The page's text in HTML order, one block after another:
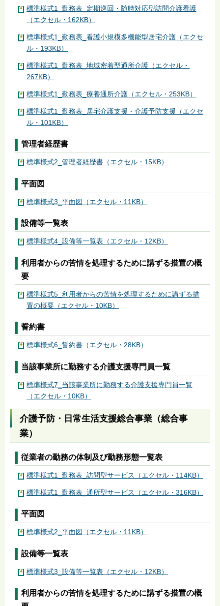
標準様式1_勤務表_定期巡回・随時対応型訪問介護看護
（エクセル・162KB）
標準様式1_勤務表_看護小規模多機能型居宅介護（エクセ
ル・193KB）
標準様式1_勤務表_地域密着型通所介護（エクセル・
267KB）
標準様式1_勤務表_療養通所介護（エクセル・253KB）
標準様式1_勤務表_居宅介護支援・介護予防支援（エクセ
ル・101KB）
管理者経歴書
標準様式2_管理者経歴書（エクセル・15KB）
平面図
標準様式3_平面図（エクセル・11KB）
設備等一覧表
標準様式4_設備等一覧表（エクセル・12KB）
利用者からの苦情を処理するために講ずる措置の概
要
標準様式5_利用者からの苦情を処理するために講ずる措
置の概要（エクセル・10KB）
誓約書
標準様式6_誓約書（エクセル・28KB）
当該事業所に勤務する介護支援専門員一覧
標準様式7_当該事業所に勤務する介護支援専門員一覧
（エクセル・10KB）
介護予防・日常生活支援総合事業（総合事
業）
従業者の勤務の体制及び勤務形態一覧表
標準様式1_勤務表_訪問型サービス（エクセル・114KB）
標準様式1_勤務表_通所型サービス（エクセル・316KB）
平面図
標準様式2_平面図（エクセル・11KB）
設備等一覧表
標準様式3_設備等一覧表（エクセル・12KB）
利用者からの苦情を処理するために講ずる措置の概